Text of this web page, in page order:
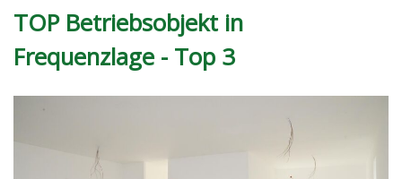
TOP Betriebsobjekt in
Frequenzlage - Top 3